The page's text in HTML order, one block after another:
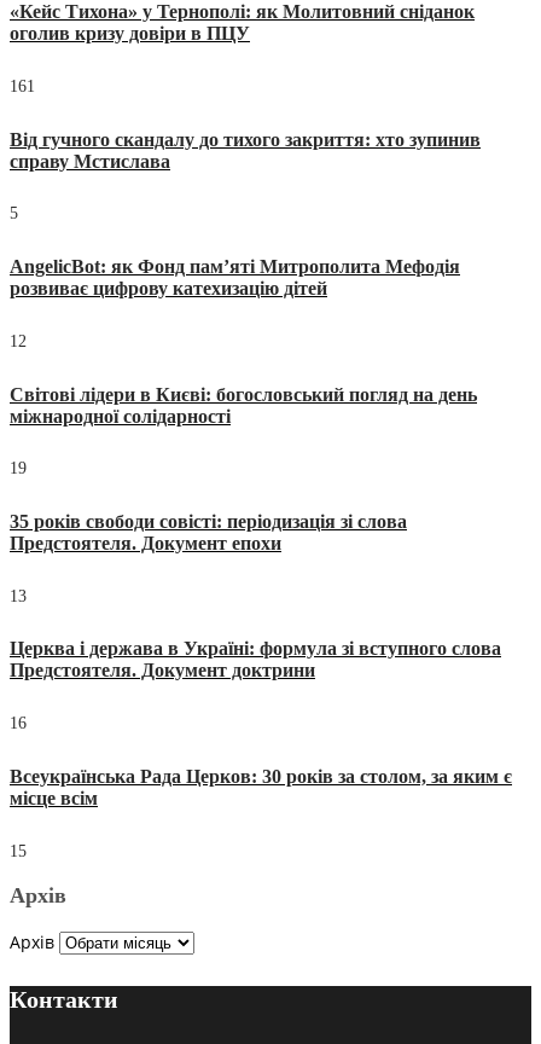
«Кейс Тихона» у Тернополі: як Молитовний сніданок
оголив кризу довіри в ПЦУ
161
Від гучного скандалу до тихого закриття: хто зупинив
справу Мстислава
5
AngelicBot: як Фонд пам’яті Митрополита Мефодія
розвиває цифрову катехизацію дітей
12
Світові лідери в Києві: богословський погляд на день
міжнародної солідарності
19
35 років свободи совісті: періодизація зі слова
Предстоятеля. Документ епохи
13
Церква і держава в Україні: формула зі вступного слова
Предстоятеля. Документ доктрини
16
Всеукраїнська Рада Церков: 30 років за столом, за яким є
місце всім
15
Архів
Архів
Контакти